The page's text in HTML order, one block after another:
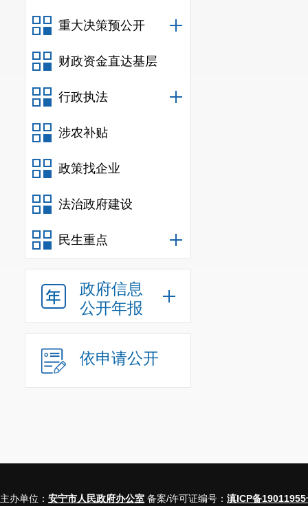
重大决策预公开
财政资金直达基层
行政执法
涉农补贴
政策找企业
法治政府建设
民生重点
政府信息
公开年报
依申请公开
主办单位： 安宁市人民政府办公室 备案/许可证编号： 滇ICP备